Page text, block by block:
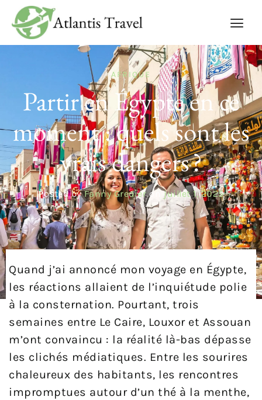
AFRIQUE
Partir en Égypte en ce
moment : quels sont les
vrais dangers ?
Posted by Fanny Gredier on juillet 1, 2025
Quand j’ai annoncé mon voyage en Égypte,
les réactions allaient de l’inquiétude polie
à la consternation. Pourtant, trois
semaines entre Le Caire, Louxor et Assouan
m’ont convaincu : la réalité là-bas dépasse
les clichés médiatiques. Entre les sourires
chaleureux des habitants, les rencontres
impromptues autour d’un thé à la menthe,